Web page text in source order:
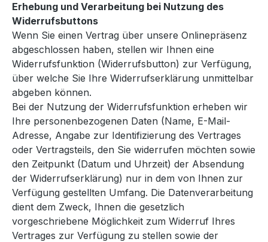
Erhebung und Verarbeitung bei Nutzung des
Widerrufsbuttons
Wenn Sie einen Vertrag über unsere Onlinepräsenz
abgeschlossen haben, stellen wir Ihnen eine
Widerrufsfunktion (Widerrufsbutton) zur Verfügung,
über welche Sie Ihre Widerrufserklärung unmittelbar
abgeben können.
Bei der Nutzung der Widerrufsfunktion erheben wir
Ihre personenbezogenen Daten (Name, E-Mail-
Adresse, Angabe zur Identifizierung des Vertrages
oder Vertragsteils, den Sie widerrufen möchten sowie
den Zeitpunkt (Datum und Uhrzeit) der Absendung
der Widerrufserklärung) nur in dem von Ihnen zur
Verfügung gestellten Umfang. Die Datenverarbeitung
dient dem Zweck, Ihnen die gesetzlich
vorgeschriebene Möglichkeit zum Widerruf Ihres
Vertrages zur Verfügung zu stellen sowie der